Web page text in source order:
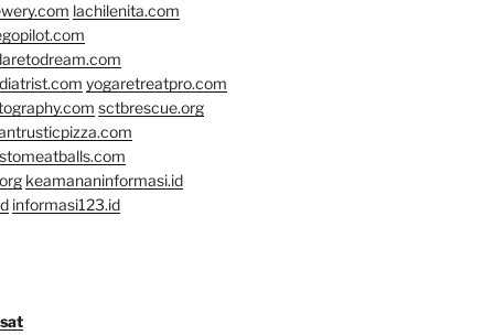
lachilenita.com
yogaretreatpro.com
sctbrescue.org
keamananinformasi.id
informasi123.id